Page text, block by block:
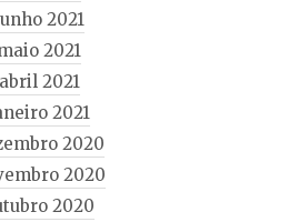
2021
2021
abril 2021
2021
2020
2020
2020